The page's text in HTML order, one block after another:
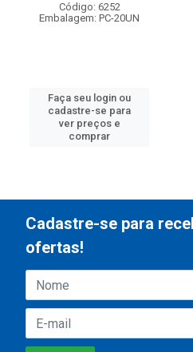
Código: 6252
Embalagem: PC-20UN
Faça seu login ou
cadastre-se para
ver preços e
comprar
Cadastre-se para
ofertas!